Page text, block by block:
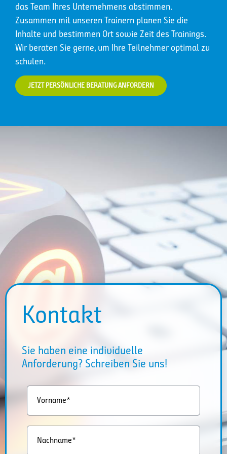
das Team Ihres Unternehmens abstimmen.
Zusammen mit unseren Trainern planen Sie die
Inhalte und bestimmen Ort sowie Zeit des Trainings.
Wir beraten Sie gerne, um Ihre Teilnehmer optimal zu
schulen.
JETZT PERSÖNLICHE BERATUNG ANFORDERN
Kontakt
Sie haben eine individuelle
Anforderung? Schreiben Sie uns!
Vorname*
Nachname*